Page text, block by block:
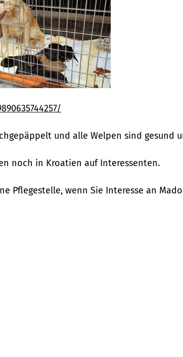
und alle Welpen sind gesund
noch in Kroatien auf Interessenten.
wenn Sie Interesse an